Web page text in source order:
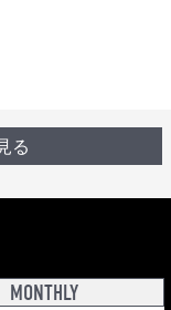
る
MONTHLY